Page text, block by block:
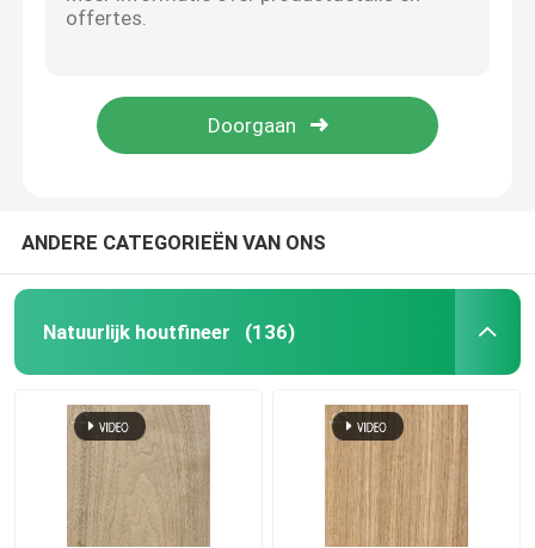
Gebouwd Houten Vernisje
Vernispaneel
Het Triplex van het hardhoutvernisje
mdf houten raad
ANDERE CATEGORIEËN VAN ONS
Natuurlijk houtfineer (136)